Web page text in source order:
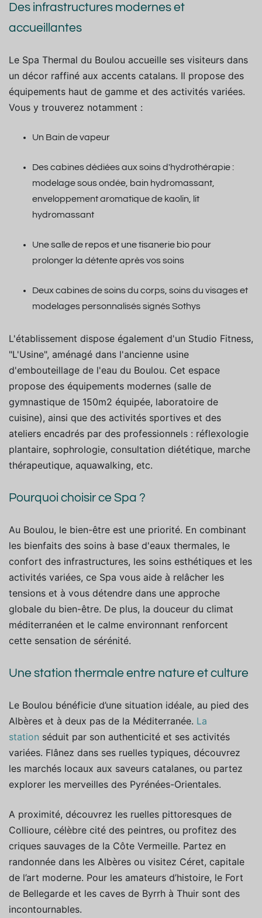
Des infrastructures modernes et
accueillantes
Le Spa Thermal du Boulou accueille ses visiteurs dans
un décor raffiné aux accents catalans. Il propose des
équipements haut de gamme et des activités variées.
Vous y trouverez notamment :
Un Bain de vapeur
Des cabines dédiées aux soins d'hydrothérapie :
modelage sous ondée, bain hydromassant,
enveloppement aromatique de kaolin, lit
hydromassant
Une salle de repos et une tisanerie bio pour
prolonger la détente après vos soins
Deux cabines de soins du corps, soins du visages et
modelages personnalisés signés Sothys
L'établissement dispose également d'un Studio Fitness,
"L'Usine", aménagé dans l'ancienne usine
d'embouteillage de l'eau du Boulou. Cet espace
propose des équipements modernes (salle de
gymnastique de 150m2 équipée, laboratoire de
cuisine), ainsi que des activités sportives et des
ateliers encadrés par des professionnels : réflexologie
plantaire, sophrologie, consultation diététique, marche
thérapeutique, aquawalking, etc.
Pourquoi choisir ce Spa ?
Au Boulou, le bien-être est une priorité. En combinant
les bienfaits des soins à base d'eaux thermales, le
confort des infrastructures, les soins esthétiques et les
activités variées, ce Spa vous aide à relâcher les
tensions et à vous détendre dans une approche
globale du bien-être. De plus, la douceur du climat
méditerranéen et le calme environnant renforcent
cette sensation de sérénité.
Une station thermale entre nature et culture
Le Boulou bénéficie d’une situation idéale, au pied des
Albères et à deux pas de la Méditerranée. La
station séduit par son authenticité et ses activités
variées. Flânez dans ses ruelles typiques, découvrez
les marchés locaux aux saveurs catalanes, ou partez
explorer les merveilles des Pyrénées-Orientales.
A proximité, découvrez les ruelles pittoresques de
Collioure, célèbre cité des peintres, ou profitez des
criques sauvages de la Côte Vermeille. Partez en
randonnée dans les Albères ou visitez Céret, capitale
de l’art moderne. Pour les amateurs d’histoire, le Fort
de Bellegarde et les caves de Byrrh à Thuir sont des
incontournables.